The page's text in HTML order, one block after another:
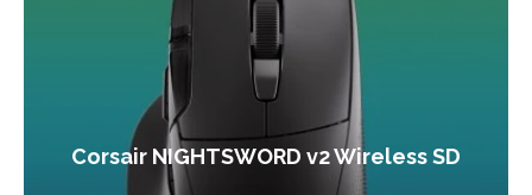
Corsair NIGHTSWORD v2 Wireless SD